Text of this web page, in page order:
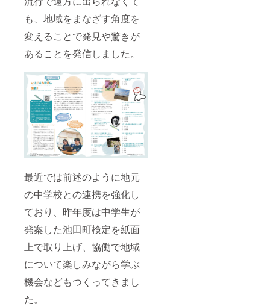
も、地域をまなざす角度を
変えることで発見や驚きが
あることを発信しました。
最近では前述のように地元
の中学校との連携を強化し
ており、昨年度は中学生が
発案した池田町検定を紙面
上で取り上げ、協働で地域
について楽しみながら学ぶ
機会などもつくってきまし
た。